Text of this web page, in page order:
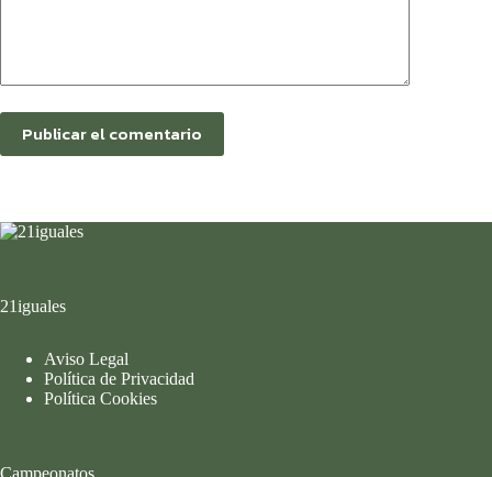
Publicar el comentario
21iguales
Aviso Legal
Política de Privacidad
Política Cookies
Campeonatos